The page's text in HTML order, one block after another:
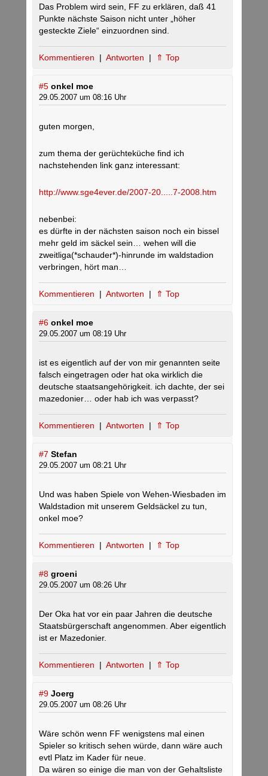
Das Problem wird sein, FF zu erklären, daß 41
Punkte nächste Saison nicht unter „höher
gesteckte Ziele“ einzuordnen sind.
Kommentieren | Antworten | ⇑ Top
#5 onkel moe
29.05.2007 um 08:16 Uhr
guten morgen,
zum thema der gerüchteküche find ich
nachstehenden link ganz interessant:
http://www.sge4ever.de/2007-20.....7-2008.htm
nebenbei:
es dürfte in der nächsten saison noch ein bissel
mehr geld im säckel sein… wehen will die
zweitliga(*schauder*)-hinrunde im waldstadion
verbringen, hört man…
Kommentieren | Antworten | ⇑ Top
#6 onkel moe
29.05.2007 um 08:19 Uhr
ist es eigentlich auf der von mir genannten seite
falsch eingetragen oder hat oka wirklich die
deutsche staatsangehörigkeit. ich dachte, der sei
mazedonier… oder hab ich was verpasst?
Kommentieren | Antworten | ⇑ Top
#7 Stefan
29.05.2007 um 08:21 Uhr
Und was haben Spiele von Wehen-Wiesbaden im
Waldstadion mit unserem Geldsäckel zu tun,
onkel moe?
Kommentieren | Antworten | ⇑ Top
#8 groeni
29.05.2007 um 08:26 Uhr
Der Oka hat vor ein paar Jahren die deutsche
Staatsbürgerschaft angenommen. Aber eigentlich
ist er Mazedonier.
Kommentieren | Antworten | ⇑ Top
#9 Joerg
29.05.2007 um 08:26 Uhr
Wäre schön wenn FF wenigstens mal einen
Spieler so kritisch sehen würde, dann wäre auch
evtl Platz im Kader für neue.
Da wären so einige die man von der Gehaltsliste